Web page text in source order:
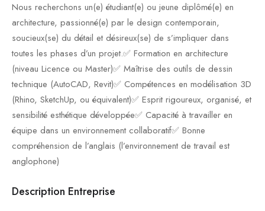
Nous recherchons un(e) étudiant(e) ou jeune diplômé(e) en
architecture, passionné(e) par le design contemporain,
soucieux(se) du détail et désireux(se) de s’impliquer dans
toutes les phases d’un projet.✅ Formation en architecture
(niveau Licence ou Master)✅ Maîtrise des outils de dessin
technique (AutoCAD, Revit)✅ Compétences en modélisation 3D
(Rhino, SketchUp, ou équivalent)✅ Esprit rigoureux, organisé, et
sensibilité esthétique développée✅ Capacité à travailler en
équipe dans un environnement collaboratif✅ Bonne
compréhension de l’anglais (l’environnement de travail est
anglophone)
Description Entreprise